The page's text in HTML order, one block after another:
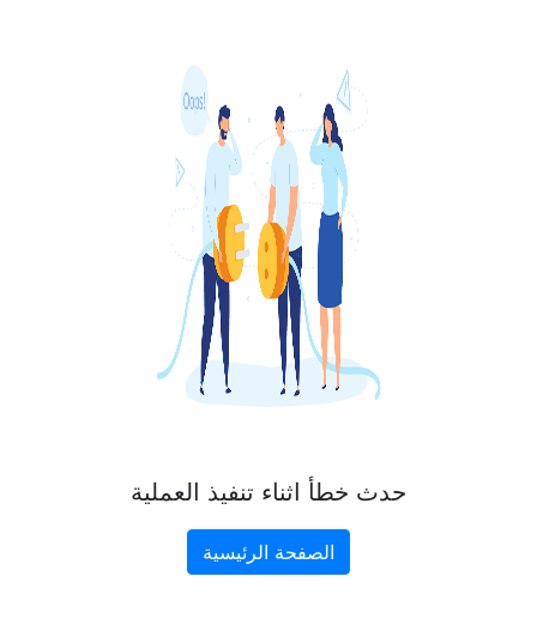
حدث خطأ اثناء تنفيذ العملية
الصفحة الرئيسية